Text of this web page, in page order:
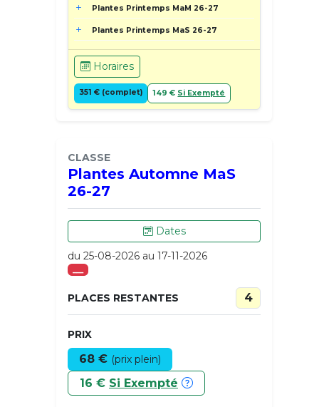
Plantes Printemps MaM 26-27
Plantes Printemps MaS 26-27
Horaires
351 € (complet) 149 € Si Exempté
CLASSE
Plantes Automne MaS
26-27
Dates
du 25-08-2026 au 17-11-2026
___
PLACES RESTANTES 4
PRIX
68 € (prix plein)
16 € Si Exempté